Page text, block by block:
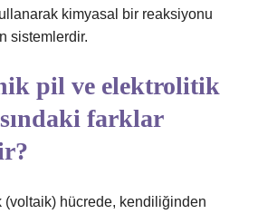
kimyasal bir reaksiyonu
sistemlerdir.
pil ve elektrolitik
farklar
(voltaik) hücrede, kendiliğinden